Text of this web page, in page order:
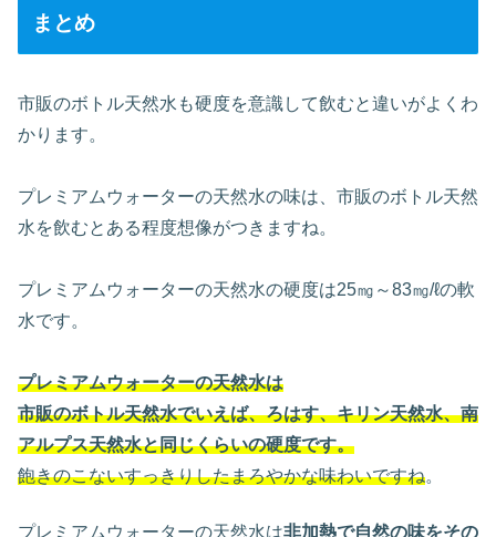
まとめ
市販のボトル天然水も硬度を意識して飲むと違いがよくわ
かります。
プレミアムウォーターの天然水の味は、市販のボトル天然
水を飲むとある程度想像がつきますね。
プレミアムウォーターの天然水の硬度は25㎎～83㎎/ℓの軟
水です。
プレミアムウォーターの天然水は
市販のボトル天然水でいえば、ろはす、キリン天然水、南
アルプス天然水と同じくらいの硬度です。
飽きのこないすっきりしたまろやかな味わいですね。
プレミアムウォーターの天然水は非加熱で自然の味をその